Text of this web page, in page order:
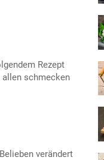
Rezept
allen schmecken
verändert